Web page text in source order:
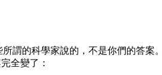
謂的科學家說的，不是你們的答
全變了：